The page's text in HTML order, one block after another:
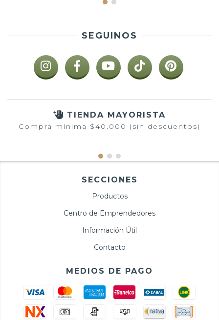
SEGUINOS
TIENDA MAYORISTA
Compra mínima $40.000 (sin descuentos)
SECCIONES
Productos
Centro de Emprendedores
Información Útil
Contacto
MEDIOS DE PAGO